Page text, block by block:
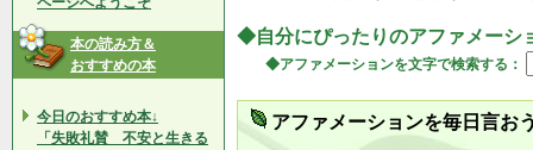
本の読み方＆
おすすめの本
今日のおすすめ本↓
「失敗礼賛 不安と生きる
◆自分にぴったりのアファメーシ
◆アファメーションを文字で検索する：
アファメーションを毎日言お